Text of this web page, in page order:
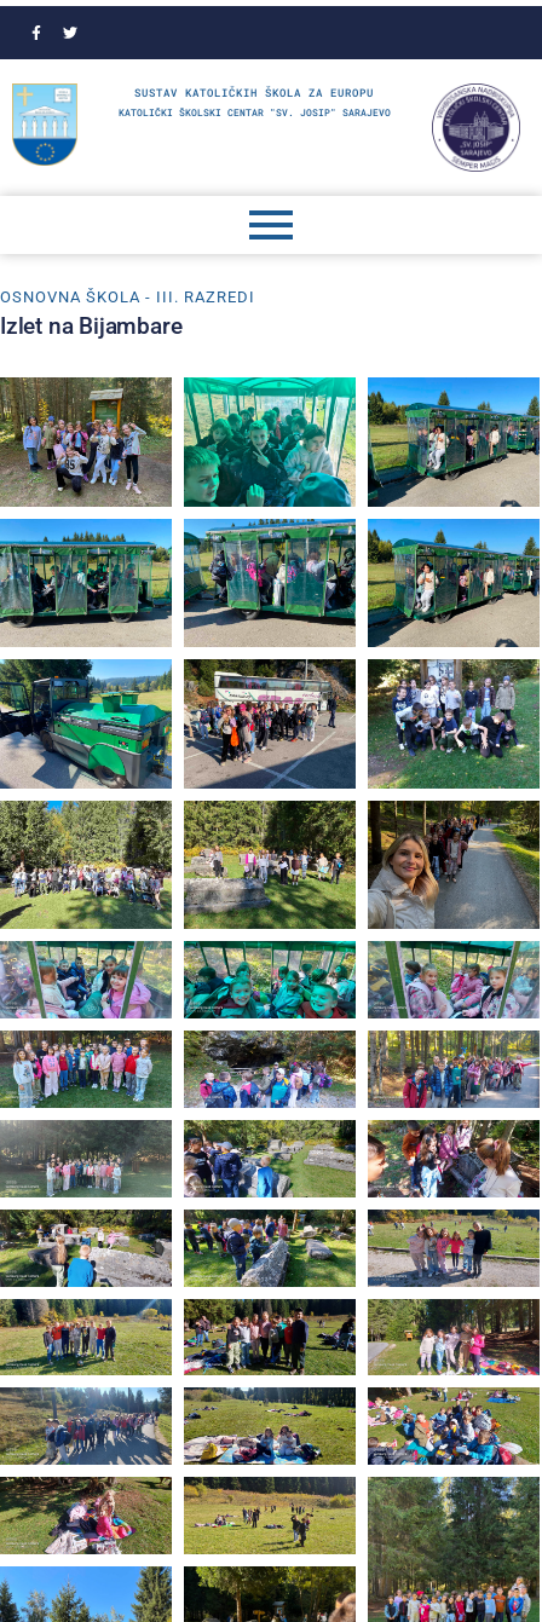
SUSTAV KATOLIČKIH ŠKOLA ZA EUROPU
KATOLIČKI ŠKOLSKI CENTAR "SV. JOSIP" SARAJEVO
OSNOVNA ŠKOLA - III. RAZREDI
Izlet na Bijambare